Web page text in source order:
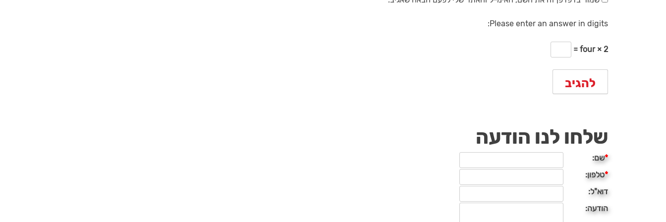
Please enter an answer in digits:
four × 2 =
שלחו לנו הודעה
*שם:
*טלפון:
דוא"ל:
הודעה: